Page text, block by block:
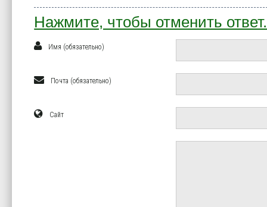
Нажмите, чтобы отменить ответ.
Имя (обязательно)
Почта (обязательно)
Сайт